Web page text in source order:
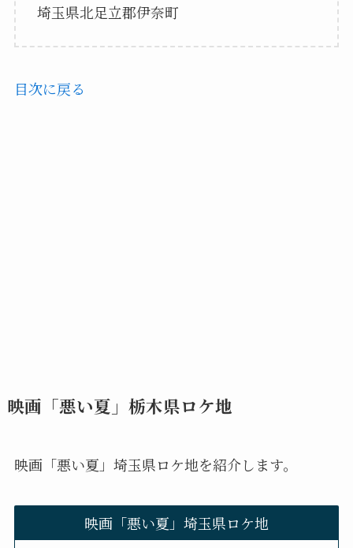
埼玉県北足立郡伊奈町
目次に戻る
映画「悪い夏」栃木県ロケ地
映画「悪い夏」埼玉県ロケ地を紹介します。
映画「悪い夏」埼玉県ロケ地